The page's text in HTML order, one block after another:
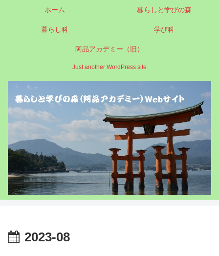
Just another WordPress site
ホーム 暮らしと学びの森
暮らし科 学び科
阿品アカデミー（旧）
2023-08